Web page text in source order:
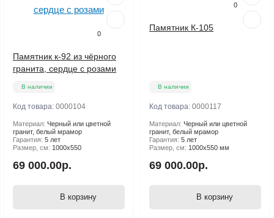
0
Памятник к-92 из чёрного
гранита, сердце с розами
В наличии
Код товара: 0000104
Материал: Черный или цветной
гранит, белый мрамор
Гарантия: 5 лет
Размер, см: 1000х550
69 000.00р.
В корзину
0
Памятник К-105
В наличии
Код товара: 0000117
Материал: Черный или цветной
гранит, белый мрамор
Гарантия: 5 лет
Размер, см: 1000х550 мм
69 000.00р.
В корзину